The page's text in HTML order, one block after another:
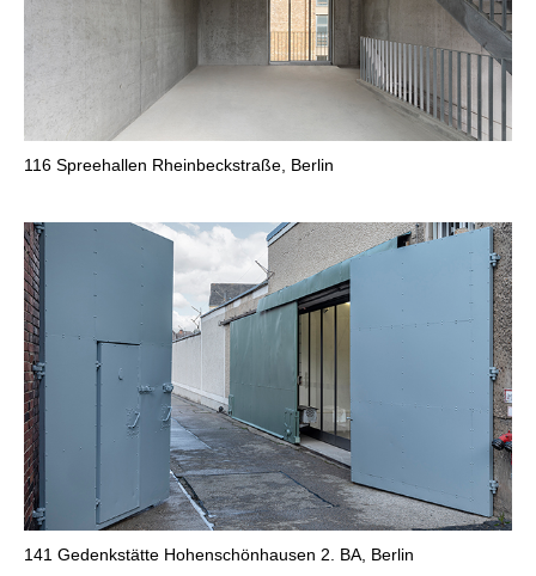
116 Spreehallen Rheinbeckstraße, Berlin
141 Gedenkstätte Hohenschönhausen 2. BA, Berlin